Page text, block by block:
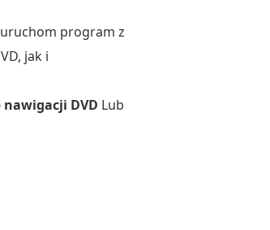
uruchom program z
jak i
nawigacji DVD Lub